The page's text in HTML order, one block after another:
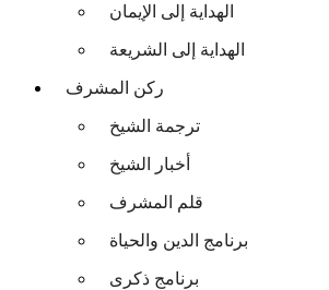
الهداية إلى الإيمان
الهداية إلى الشريعة
ركن المشرف
ترجمة الشيخ
أخبار الشيخ
قلم المشرف
برنامج الدين والحياة
برنامج ذكرى